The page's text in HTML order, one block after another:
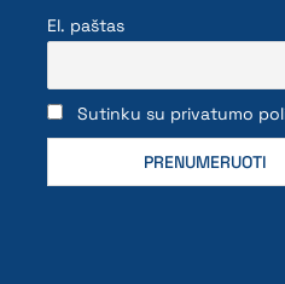
El. paštas
Sutinku su privatumo